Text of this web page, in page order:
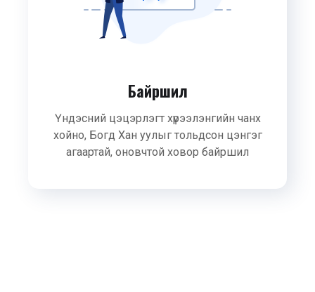
Байршил
Үндэсний цэцэрлэгт хүрээлэнгийн чанх
хойно, Богд Хан уулыг тольдсон цэнгэг
агаартай, оновчтой ховор байршил